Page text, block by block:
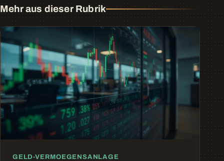
Mehr aus dieser Rubrik
GELD-VERMOEGENSANLAGE